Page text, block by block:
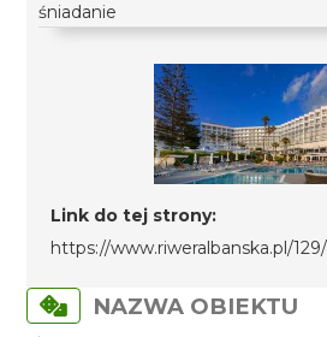
śniadanie
Link do tej strony:
https://www.riweralbanska.pl/
NAZWA OBIEKTU